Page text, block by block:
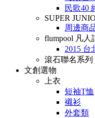
民歌40
SUPER
周邊商
flumpool 凡人
2015 台
滾石聯名系列
文創選物
上衣
短袖T恤
襯衫
外套類